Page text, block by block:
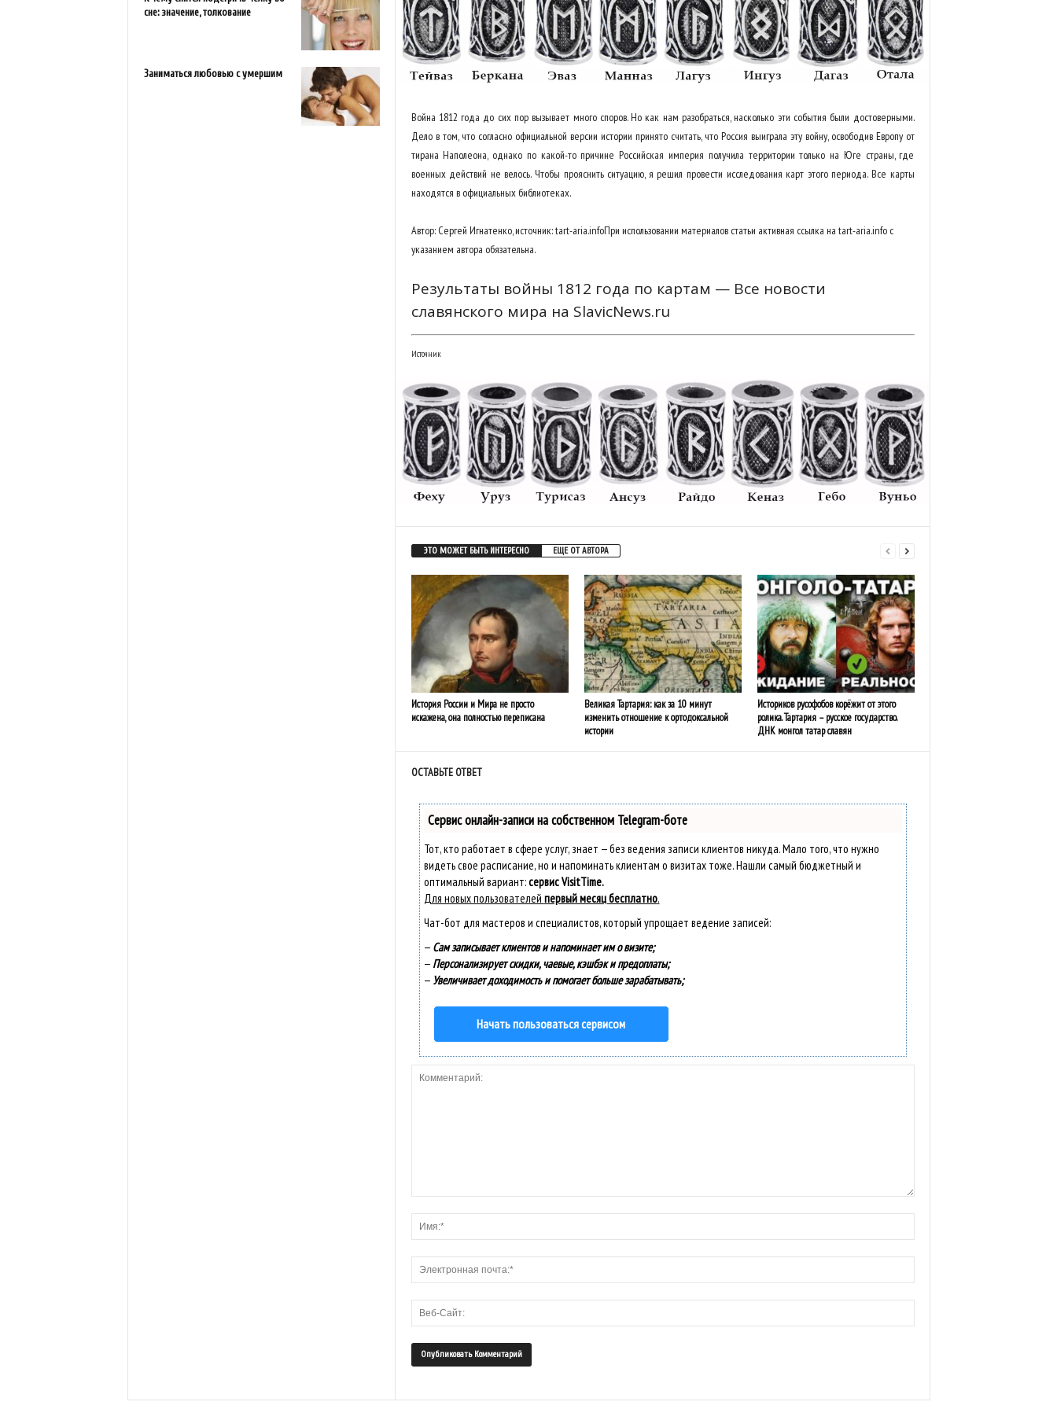
Война 1812 года до сих пор вызывает много споров. Но как нам разобраться, насколько эти события были достоверными.
Дело в том, что согласно официальной версии истории принято считать, что Россия выиграла эту войну, освободив Европу от
тирана Наполеона, однако по какой-то причине Российская империя получила территории только на Юге страны, где
военных действий не велось. Чтобы прояснить ситуацию, я решил провести исследования карт этого периода. Все карты
находятся в официальных библиотеках.
Автор: Сергей Игнатенко, источник: tart-aria.infoПри использовании материалов статьи активная ссылка на tart-aria.info с
указанием автора обязательна.
Результаты войны 1812 года по картам — Все новости
славянского мира на SlavicNews.ru
Источник
ЭТО МОЖЕТ БЫТЬ ИНТЕРЕСНО ЕЩЕ ОТ АВТОРА
История России и Мира не просто
искажена, она полностью переписана
Великая Тартария: как за 10 минут
изменить отношение к ортодоксальной
истории
Историков русофобов корёжит от этого
ролика. Тартария – русское государство.
ДНК монгол татар славян
ОСТАВЬТЕ ОТВЕТ
Сервис онлайн-записи на собственном Telegram-боте
Тот, кто работает в сфере услуг, знает — без ведения записи клиентов никуда. Мало того, что нужно
видеть свое расписание, но и напоминать клиентам о визитах тоже. Нашли самый бюджетный и
оптимальный вариант:сервис VisitTime.
Для новых пользователей первый месяц бесплатно.
Чат-бот для мастеров и специалистов, который упрощает ведение записей:
— Сам записывает клиентов и напоминает им о визите;
— Персонализирует скидки, чаевые, кэшбэк и предоплаты;
— Увеличивает доходимость и помогает больше зарабатывать;
Начать пользоваться сервисом
сне: значение, толкование
Заниматься любовью с умершим